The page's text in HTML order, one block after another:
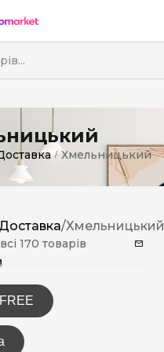
/ Хмельницький
Доставка/Хмельницький
170 товарів